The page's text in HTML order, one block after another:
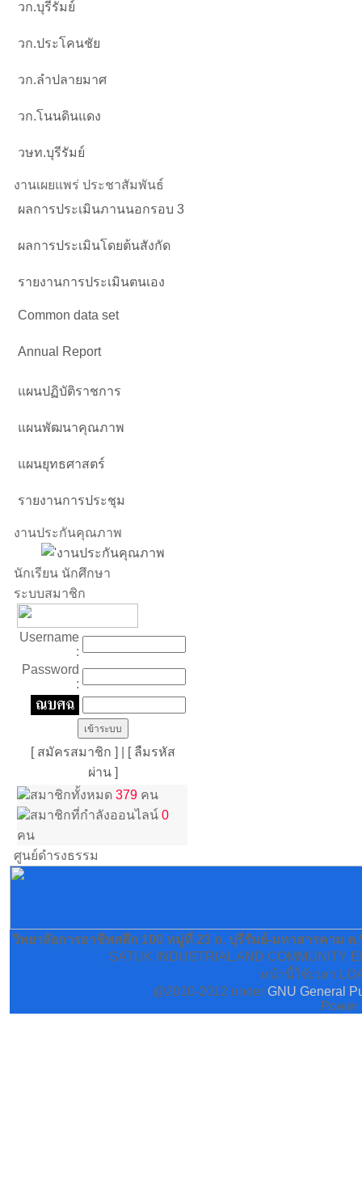
วก.บุรีรัมย์
วก.ประโคนชัย
วก.ลำปลายมาศ
วก.โนนดินแดง
วษท.บุรีรัมย์
งานเผยแพร่ ประชาสัมพันธ์
ผลการประเมินภานนอกรอบ 3
ผลการประเมินโดยต้นสังกัด
รายงานการประเมินตนเอง
Common data set
Annual Report
แผนปฏิบัติราชการ
แผนพัฒนาคุณภาพ
แผนยุทธศาสตร์
รายงานการประชุม
งานประกันคุณภาพ
นักเรียน นักศึกษา
ระบบสมาชิก
Username
:
Password
:
[ สมัครสมาชิก ]
[ ลืมรหัส
ผ่าน ]
สมาชิกทั้งหมด 379 คน
สมาชิกที่กำลังออนไลน์ 0
คน
ศูนย์ดำรงธรรม
วิทยาลัยการอาชีพสตึก 100 หมู่ที่ 23 ถ. บุรีรัมย์-มหาสารคาม ต.
SATUK INDUSTRIAL AND COMMUNITY
หน้านี้ใช้เวลา
@2010-2012 under GNU General
Power